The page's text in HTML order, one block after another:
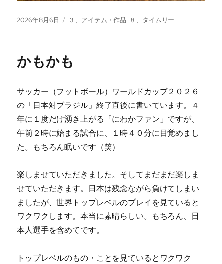
投
2026年8月6日
カ
ー
３、アイテム・作品, ８、タイムリー
かもかも
サッカー（フットボール）ワールドカップ２０２６
の「日本対ブラジル」終了直後に書いています。４
年に１度だけ湧き上がる「にわかファン」ですが、
午前２時に始まる試合に、１時４０分に目覚めまし
た。もちろん眠いです（笑）
楽しませていただきました。そしてまだまだ楽しま
せていただきます。日本は残念ながら負けてしまい
ましたが、世界トップレベルのプレイを見ていると
ワクワクします。本当に素晴らしい。もちろん、日
本人選手を含めてです。
トップレベルのもの・ことを見ているとワクワク